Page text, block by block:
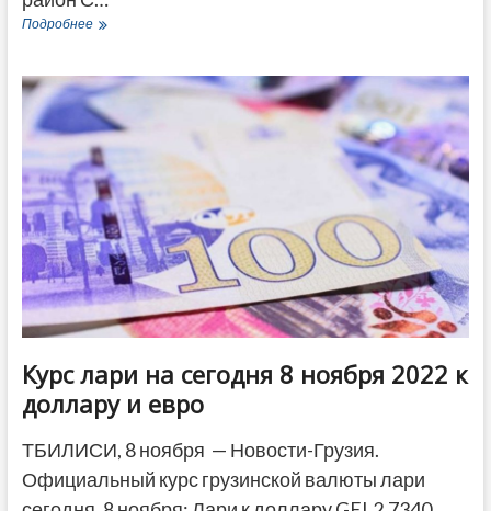
ПодробнееГрафик
в
Тбилиси
на
вторник,
8
ноября
Курс лари на сегодня 8 ноября 2022 к
доллару и евро
ТБИЛИСИ, 8 ноября — Новости-Грузия.
Официальный курс грузинской валюты лари